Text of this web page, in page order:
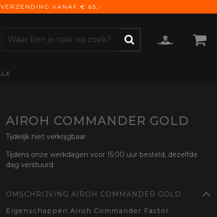
VANAF € 65,-
AIROH COMMANDER GOLD
Tijdelijk niet verkrijgbaar
Tijdens onze werkdagen voor 15:00 uur besteld, dezelfde
dag verstuurd.
OMSCHRIJVING AIROH COMMANDER GOLD
Eigenschappen Airoh Commander Factor